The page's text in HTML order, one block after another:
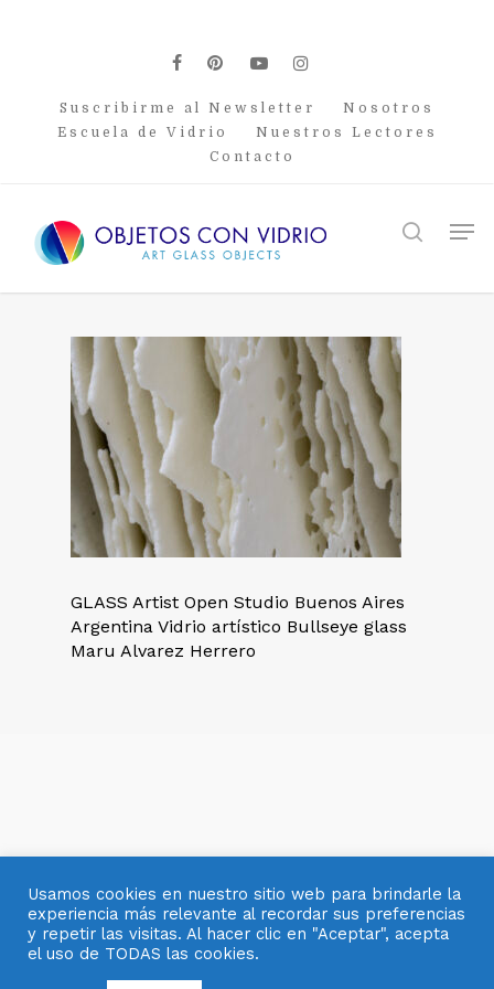
facebook
pinterest
youtubeinstagram
Suscribirme al Newsletter
Nosotros
Escuela de Vidrio
Nuestros Lectores
Contacto
search
GLASS Artist Open Studio Buenos Aires
Argentina Vidrio artístico Bullseye glass
Maru Alvarez Herrero
© 2007- 2025 OBJETOS CON VIDRIO
Usamos cookies en nuestro sitio web para brindarle la
experiencia más relevante al recordar sus preferencias
y repetir las visitas. Al hacer clic en "Aceptar", acepta
el uso de TODAS las cookies.